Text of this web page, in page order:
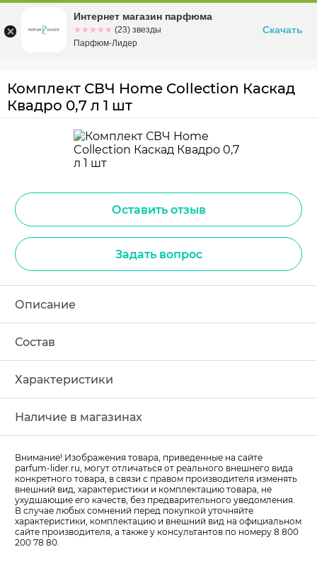
Омскул. Заозерная, 11, к. 1
Комплект СВЧ Home Collection Каскад
Квадро 0,7 л 1 шт
Оставить отзыв
Задать вопрос
Описание
Состав
Характеристики
Наличие в магазинах
Внимание! Изображения товара, приведенные на сайте
parfum-lider.ru, могут отличаться от реального внешнего вида
конкретного товара, в связи с правом производителя изменять
внешний вид, характеристики и комплектацию товара, не
ухудшающие его качеств, без предварительного уведомления.
В случае любых сомнений перед покупкой уточняйте
характеристики, комплектацию и внешний вид на официальном
сайте производителя, а также у консультантов по номеру 8 800
200 78 80.
Интернет магазин парфюма
☆☆☆☆☆
★★★★★ (23) звезды
Парфюм-Лидер
Скачать